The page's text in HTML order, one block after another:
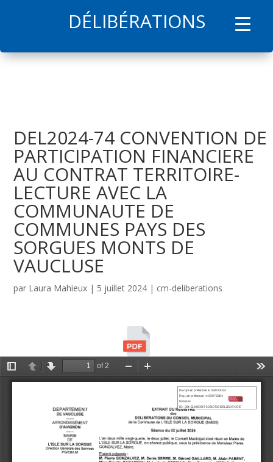
DÉLIBÉRATIONS
DEL2024-74 CONVENTION DE
PARTICIPATION FINANCIERE
AU CONTRAT TERRITOIRE-
LECTURE AVEC LA
COMMUNAUTE DE
COMMUNES PAYS DES
SORGUES MONTS DE
VAUCLUSE
par Laura Mahieux | 5 juillet 2024 | cm-deliberations